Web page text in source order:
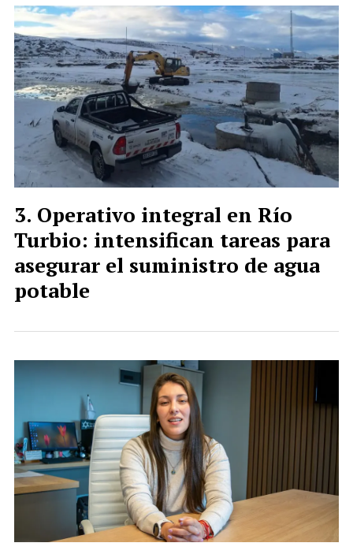
Operativo integral en Río
Turbio: intensifican tareas para
asegurar el suministro de agua
potable